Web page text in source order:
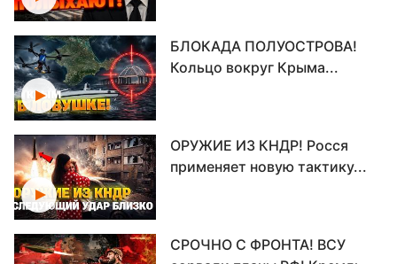
БЛОКАДА ПОЛУОСТРОВА!
Кольцо вокруг Крыма...
ОРУЖИЕ ИЗ КНДР! Росся
применяет новую тактику...
СРОЧНО С ФРОНТА! ВСУ